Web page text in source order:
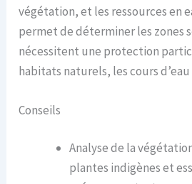
végétation, et les ressources en
permet de déterminer les zones
nécessitent une protection
habitats naturels, les cours d’eau
Conseils
Analyse de la
plantes indigènes et